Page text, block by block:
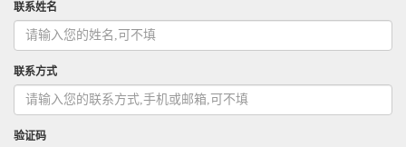
联系姓名
联系方式
验证码